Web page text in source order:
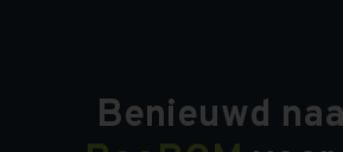
Benieuwd